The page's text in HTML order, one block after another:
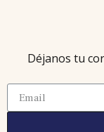
Déjanos tu